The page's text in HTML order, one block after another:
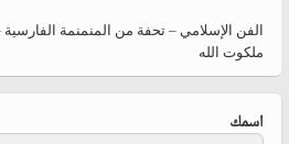
الفن الإسلامي – تحفة من المنمنمة
ملكوت الله
‏اسمك ‏